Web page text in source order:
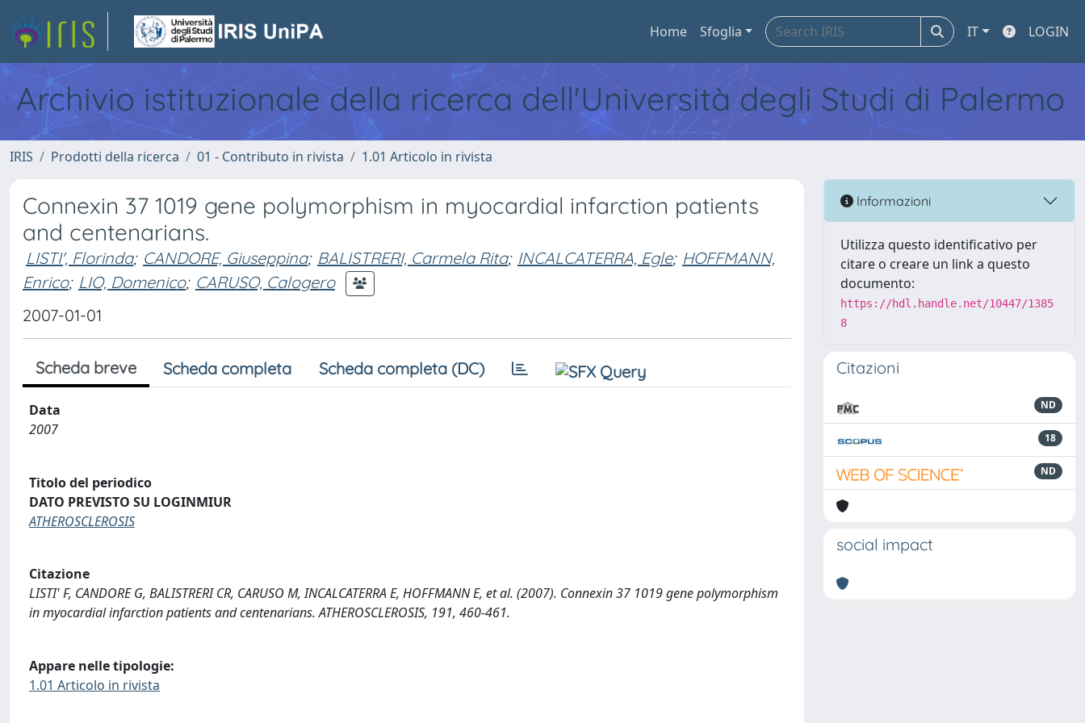
Home Sfoglia IT LOGIN
Archivio istituzionale della ricerca dell'Università degli Studi di Palermo
IRIS Prodotti della ricerca 01 - Contributo in rivista 1.01 Articolo in rivista
Connexin 37 1019 gene polymorphism in myocardial infarction patients
and centenarians.
LISTI', Florinda; CANDORE, Giuseppina; BALISTRERI, Carmela Rita; INCALCATERRA, Egle; HOFFMANN,
Enrico; LIO, Domenico; CARUSO, Calogero
2007-01-01
Scheda breve Scheda completa Scheda completa (DC)
Data
2007
Titolo del periodico
DATO PREVISTO SU LOGINMIUR
ATHEROSCLEROSIS
Citazione
LISTI' F, CANDORE G, BALISTRERI CR, CARUSO M, INCALCATERRA E, HOFFMANN E, et al. (2007). Connexin 37 1019 gene polymorphism
in myocardial infarction patients and centenarians. ATHEROSCLEROSIS, 191, 460-461.
Appare nelle tipologie:
1.01 Articolo in rivista
Informazioni
Utilizza questo identificativo per
citare o creare un link a questo
documento:
https://hdl.handle.net/10447/1385
8
Citazioni
ND
18
ND
social impact